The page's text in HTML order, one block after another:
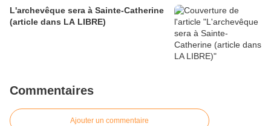
L'archevêque sera à Sainte-Catherine
(article dans LA LIBRE)
Commentaires
Ajouter un commentaire